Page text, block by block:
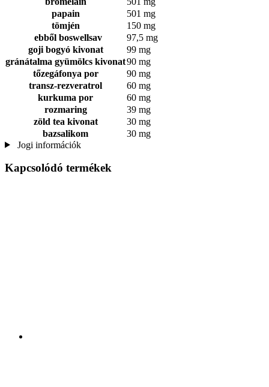
papain
501 mg
tömjén
150 mg
ebből boswellsav
97,5 mg
goji bogyó kivonat
99 mg
gránátalma gyümölcs kivonat90 mg
tőzegáfonya por
90 mg
transz-rezveratrol
60 mg
kurkuma por
60 mg
rozmaring
39 mg
zöld tea kivonat
30 mg
bazsalikom
30 mg
Jogi információk
Kapcsolódó termékek